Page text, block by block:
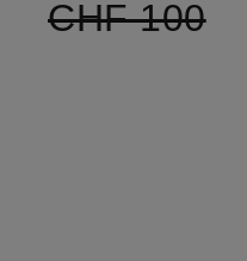
CHF 100